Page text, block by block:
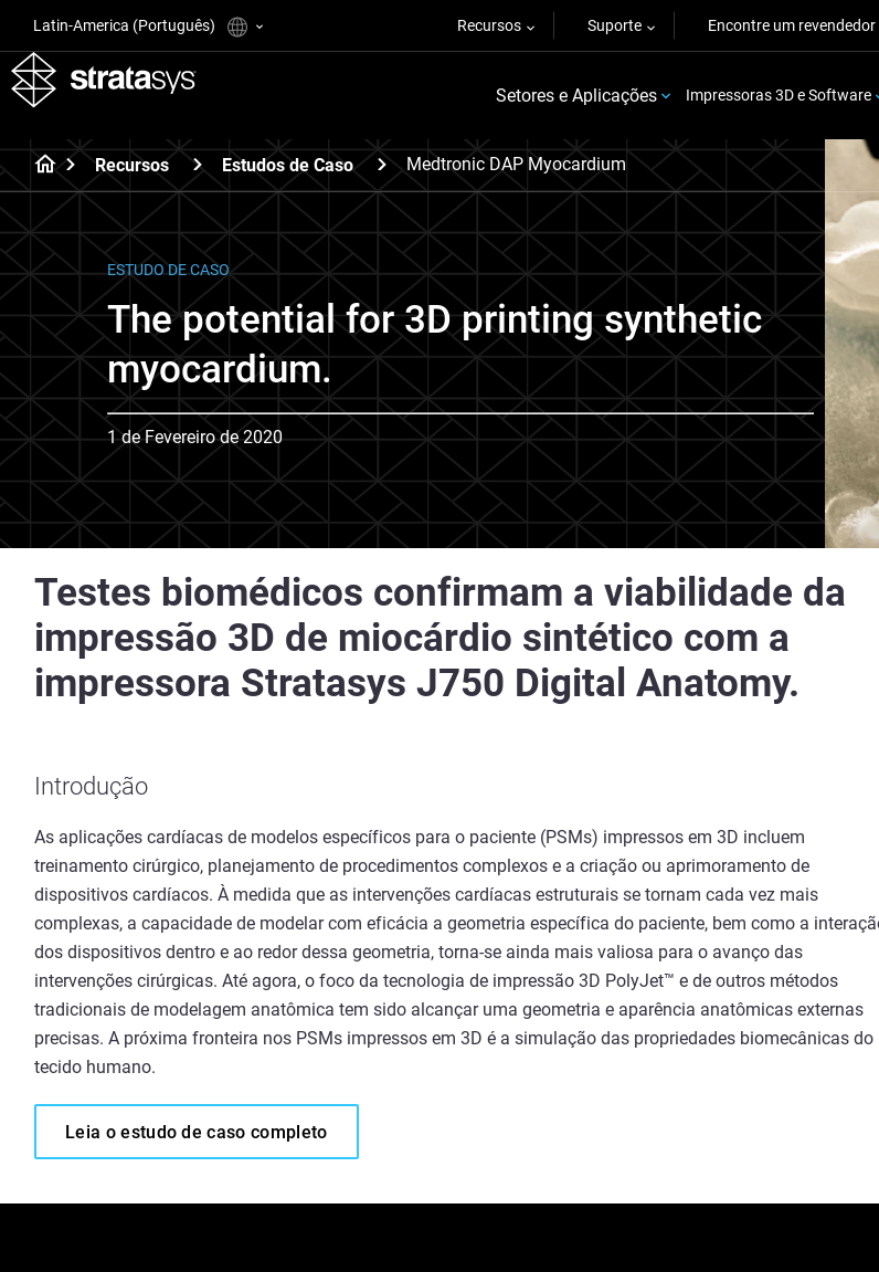
Latin-America (Português) Recursos Suporte Encontre um revendedor
Setores e Aplicações Impressoras 3D e Software
Recursos Estudos de Caso Medtronic DAP Myocardium
ESTUDO DE CASO
The potential for 3D printing synthetic
myocardium.
1 de Fevereiro de 2020
Testes biomédicos confirmam a viabilidade da
impressão 3D de miocárdio sintético com a
impressora Stratasys J750 Digital Anatomy.
Introdução
As aplicações cardíacas de modelos específicos para o paciente (PSMs) impressos em 3D incluem
treinamento cirúrgico, planejamento de procedimentos complexos e a criação ou aprimoramento de
dispositivos cardíacos. À medida que as intervenções cardíacas estruturais se tornam cada vez mais
complexas, a capacidade de modelar com eficácia a geometria específica do paciente, bem como a
dos dispositivos dentro e ao redor dessa geometria, torna-se ainda mais valiosa para o avanço das
intervenções cirúrgicas. Até agora, o foco da tecnologia de impressão 3D PolyJet™ e de outros métodos
tradicionais de modelagem anatômica tem sido alcançar uma geometria e aparência anatômicas externas
precisas. A próxima fronteira nos PSMs impressos em 3D é a simulação das propriedades biomecânicas do
tecido humano.
Leia o estudo de caso completo